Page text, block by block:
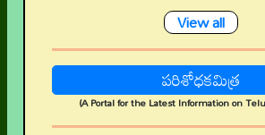
View all
పరిశోధకమిత్ర
(A Portal for the Latest Information on